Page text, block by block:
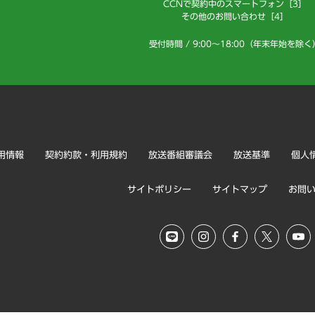
CCNで契約中のスマートフォン［3］
その他のお問い合わせ［4］
受付時間 / 9:00～18:00（年末年始を除く
情報 契約約款・利用規約 放送番組審議会 放送基準 個人
サイトポリシー サイトマップ お問